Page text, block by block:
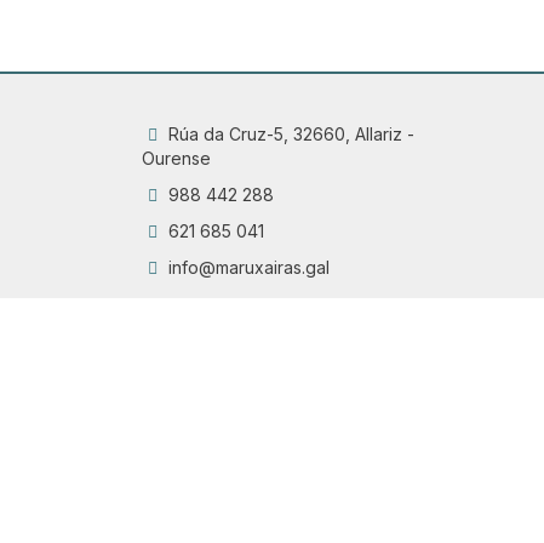
Rúa da Cruz-5, 32660, Allariz -
Ourense
988 442 288
621 685 041
info@maruxairas.gal